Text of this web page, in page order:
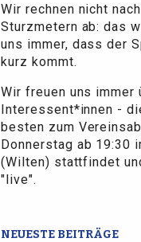
Wir rechnen nicht
Sturzmetern ab: das
uns immer, dass der
kurz kommt.
Wir freuen uns immer
Interessent*innen -
besten zum
Donnerstag ab 19:30
(Wilten) stattfindet
"live".
NEUESTE BEITRÄGE